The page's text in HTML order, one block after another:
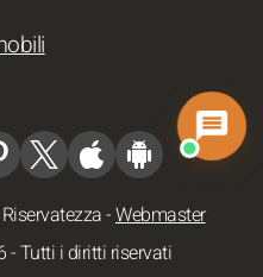
Riservatezza-Webmaster
Tutti i diritti riservati